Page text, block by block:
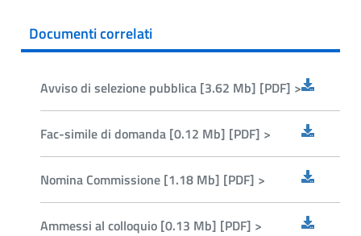
Documenti correlati
Avviso di selezione pubblica [3.62 Mb] [PDF] >
Fac-simile di domanda [0.12 Mb] [PDF] >
Nomina Commissione [1.18 Mb] [PDF] >
Ammessi al colloquio [0.13 Mb] [PDF] >